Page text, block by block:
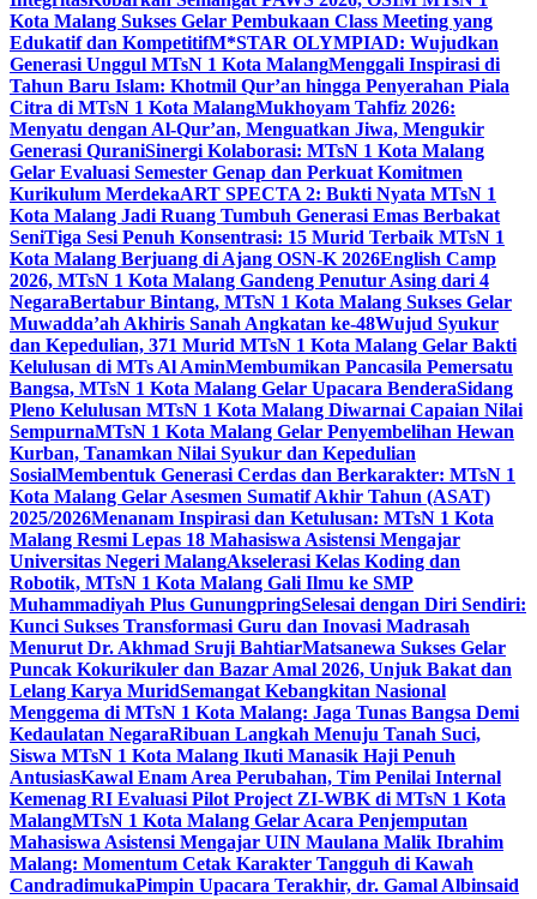
Kota Malang Sukses Gelar Pembukaan Class Meeting yang
Edukatif dan KompetitifM*STAR OLYMPIAD: Wujudkan
Generasi Unggul MTsN 1 Kota MalangMenggali Inspirasi di
Tahun Baru Islam: Khotmil Qur’an hingga Penyerahan Piala
Citra di MTsN 1 Kota MalangMukhoyam Tahfiz 2026:
Menyatu dengan Al-Qur’an, Menguatkan Jiwa, Mengukir
Generasi QuraniSinergi Kolaborasi: MTsN 1 Kota Malang
Gelar Evaluasi Semester Genap dan Perkuat Komitmen
Kurikulum MerdekaART SPECTA 2: Bukti Nyata MTsN 1
Kota Malang Jadi Ruang Tumbuh Generasi Emas Berbakat
SeniTiga Sesi Penuh Konsentrasi: 15 Murid Terbaik MTsN 1
Kota Malang Berjuang di Ajang OSN-K 2026English Camp
2026, MTsN 1 Kota Malang Gandeng Penutur Asing dari 4
NegaraBertabur Bintang, MTsN 1 Kota Malang Sukses Gelar
Muwadda’ah Akhiris Sanah Angkatan ke-48Wujud Syukur
dan Kepedulian, 371 Murid MTsN 1 Kota Malang Gelar Bakti
Kelulusan di MTs Al AminMembumikan Pancasila Pemersatu
Bangsa, MTsN 1 Kota Malang Gelar Upacara BenderaSidang
Pleno Kelulusan MTsN 1 Kota Malang Diwarnai Capaian Nilai
SempurnaMTsN 1 Kota Malang Gelar Penyembelihan Hewan
Kurban, Tanamkan Nilai Syukur dan Kepedulian
SosialMembentuk Generasi Cerdas dan Berkarakter: MTsN 1
Kota Malang Gelar Asesmen Sumatif Akhir Tahun (ASAT)
2025/2026Menanam Inspirasi dan Ketulusan: MTsN 1 Kota
Malang Resmi Lepas 18 Mahasiswa Asistensi Mengajar
Universitas Negeri MalangAkselerasi Kelas Koding dan
Robotik, MTsN 1 Kota Malang Gali Ilmu ke SMP
Muhammadiyah Plus GunungpringSelesai dengan Diri Sendiri:
Kunci Sukses Transformasi Guru dan Inovasi Madrasah
Menurut Dr. Akhmad Sruji BahtiarMatsanewa Sukses Gelar
Puncak Kokurikuler dan Bazar Amal 2026, Unjuk Bakat dan
Lelang Karya MuridSemangat Kebangkitan Nasional
Menggema di MTsN 1 Kota Malang: Jaga Tunas Bangsa Demi
Kedaulatan NegaraRibuan Langkah Menuju Tanah Suci,
Siswa MTsN 1 Kota Malang Ikuti Manasik Haji Penuh
AntusiasKawal Enam Area Perubahan, Tim Penilai Internal
Kemenag RI Evaluasi Pilot Project ZI-WBK di MTsN 1 Kota
MalangMTsN 1 Kota Malang Gelar Acara Penjemputan
Mahasiswa Asistensi Mengajar UIN Maulana Malik Ibrahim
Malang: Momentum Cetak Karakter Tangguh di Kawah
CandradimukaPimpin Upacara Terakhir, dr. Gamal Albinsaid